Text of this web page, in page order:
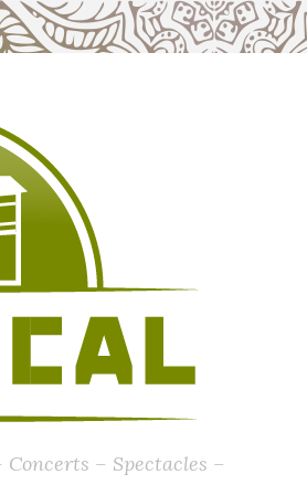
– Spectacles –